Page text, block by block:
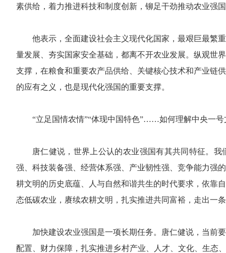
素供给，着力推进科技和制度创新，铆足干劲推动农业强
他表示，全面建设社会主义现代化国家，最艰巨最繁
量发展、夯实国家安全基础，都离不开农业发展。纵观世
支撑，在粮食和重要农产品供给、关键核心技术和产业链
的应有之义，也是现代化强国的重要支撑。
“立足国情农情”“体现中国特色”……如何理解中央一
唐仁健说，世界上公认的农业强国有其共同特征。
强、科技装备强、经营体系强、产业韧性强、竞争能力强
耕文明的历史底蕴、人与自然和谐共生的时代要求，依靠
态低碳农业，赓续农耕文明，扎实推进共同富裕，走出一
加快建设农业强国是一项长期任务。唐仁健说，当前
配置、财力保障，扎实推进乡村产业、人才、文化、生态